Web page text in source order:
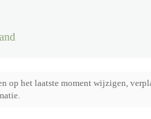
op het laatste moment wijzigen,